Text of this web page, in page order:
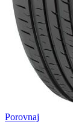
Porovnaj